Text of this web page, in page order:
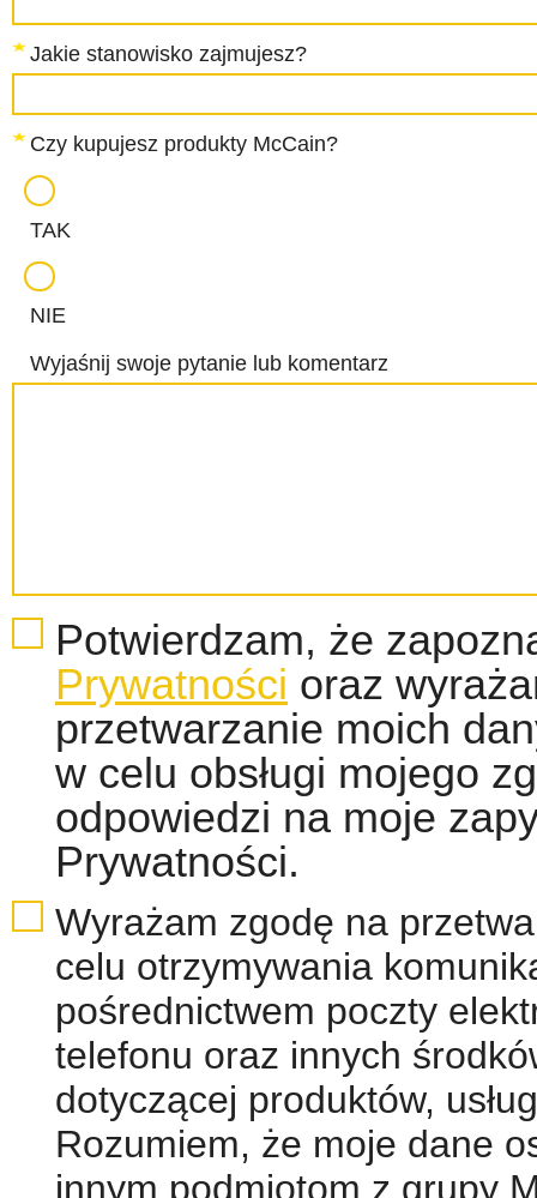
Jakie stanowisko zajmujesz?
Czy kupujesz produkty McCain?
TAK
NIE
Wyjaśnij swoje pytanie lub komentarz
Potwierdzam, że
Prywatności oraz
przetwarzanie moich
w celu obsługi mojego
odpowiedzi na moje
Prywatności.
Wyrażam zgodę na
celu otrzymywania
pośrednictwem poczty
telefonu oraz innych
dotyczącej produktów,
Rozumiem, że moje dane
innym podmiotom z grupy